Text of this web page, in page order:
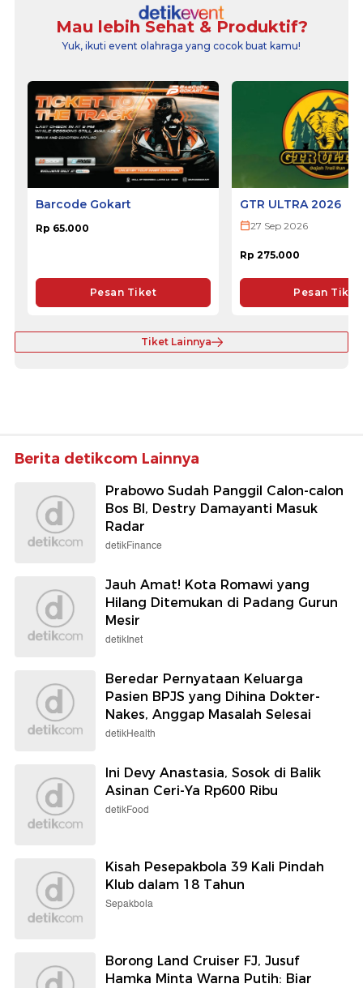
Mau lebih Sehat & Produktif?
Yuk, ikuti event olahraga yang cocok buat kamu!
Barcode Gokart
Rp 65.000
Pesan Tiket
GTR ULTRA 2026
27 Sep 2026
Rp 275.000
Pesan Tiket
Tiket Lainnya
Berita detikcom Lainnya
Prabowo Sudah Panggil Calon-calon
Bos BI, Destry Damayanti Masuk
Radar
detikFinance
Jauh Amat! Kota Romawi yang
Hilang Ditemukan di Padang Gurun
Mesir
detikInet
Beredar Pernyataan Keluarga
Pasien BPJS yang Dihina Dokter-
Nakes, Anggap Masalah Selesai
detikHealth
Ini Devy Anastasia, Sosok di Balik
Asinan Ceri-Ya Rp600 Ribu
detikFood
Kisah Pesepakbola 39 Kali Pindah
Klub dalam 18 Tahun
Sepakbola
Borong Land Cruiser FJ, Jusuf
Hamka Minta Warna Putih: Biar